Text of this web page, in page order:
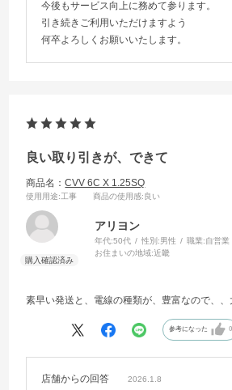
今後もサービス向上に務めて参ります。
引き続きご利用いただけますよう
何卒よろしくお願いいたします。
良い取り引きが、できて
商品名：CVV 6C X 1.25SQ
使用用途:工事 商品の使用感:良い
アリヨン
年代:50代 性別:男性 職業:自営業
お住まいの地域:近畿
素早い発送と、電線の種類が、豊富なので、
参考になった 0
店舗からの回答 2026.1.8